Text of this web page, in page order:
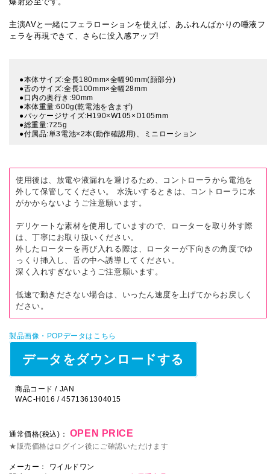
主演AVと一緒にフェラローションを使えば、あふれんばかりの唾液フ
ェラを再現できて、さらに没入感アップ!
●本体サイズ:全長180mm×全幅90mm(顔部分)
●舌のサイズ:全長100mm×全幅28mm
●口内の奥行き:90mm
●本体重量:600g(乾電池を含まず)
●パッケージサイズ:H190×W105×D105mm
●総重量:725g
●付属品:単3電池×2本(動作確認用)、ミニローション
使用後は、放電や液漏れを避けるため、コントローラから電池を
外して保管してください。
水洗いするときは、コントローラに水
がかからないようご注意願います。
デリケートな素材を使用していますので、ローターを取り外す際
は、丁寧にお取り扱いください。
外したローターを再び入れる際は、ローターが下向きの角度でゆ
っくり挿入し、舌の中へ誘導してください。
深く入れすぎないようご注意願います。
低速で動きださない場合は、いったん速度を上げてからお戻しく
ださい。
製品画像・POPデータはこちら
データをダウンロードする
商品コード / JAN
WAC-H016 / 4571361304015
通常価格(税込)： OPEN PRICE
★販売価格はログイン後にご確認いただけます
メーカー：
ワイルドワン